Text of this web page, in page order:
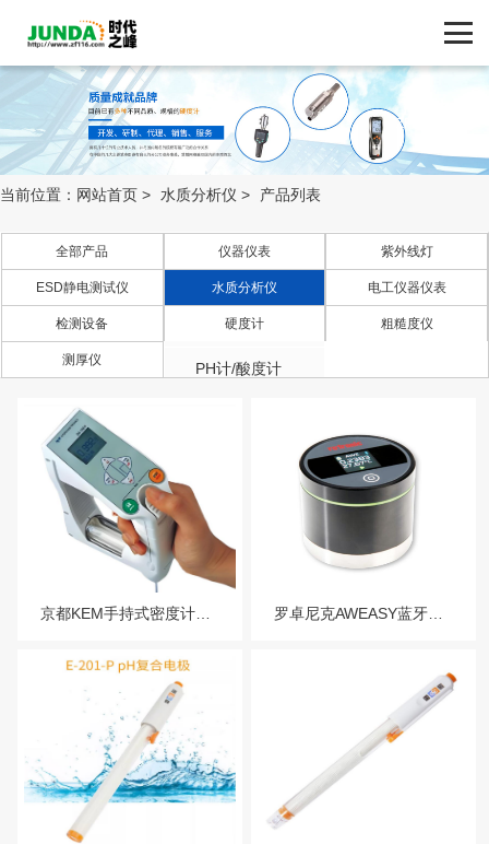
品牌中心
新闻动态
技术支持
客户案例
服务热线：13760205028
联系邮箱：liu56817@126.com
ZF116.COM
当前位置： 网站首页 > 水质分析仪 > 产品列表
全部产品 仪器仪表 紫外线灯
ESD静电测试仪 水质分析仪
电极
PH计/酸度计
COD/BOD测定仪
电工仪器仪表
检测设备 硬度计 粗糙度仪
测厚仪